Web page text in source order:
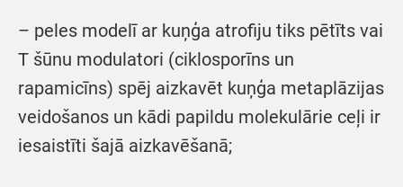
– peles modelī ar kuņģa atrofiju tiks pētīts vai
T šūnu modulatori (ciklosporīns un
rapamicīns) spēj aizkavēt kuņģa metaplāzijas
veidošanos un kādi papildu molekulārie ceļi ir
iesaistīti šajā aizkavēšanā;